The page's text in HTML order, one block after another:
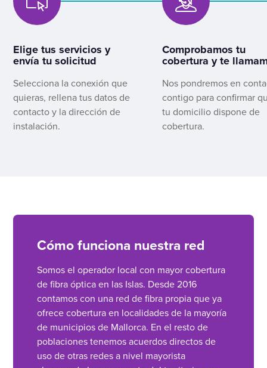
Elige tus servicios y
envía tu solicitud
Selecciona la conexión que
quieras, rellena tus datos de
contacto y la dirección de
instalación.
Comprobamos tu
cobertura y te
Nos pondremos en
contigo para confirmar
tu domicilio dispone de
cobertura.
Cómo funciona nuestra red
Somos el operador local con mayor cobertura
de fibra óptica en las Islas. Desde 2016
contamos con una red de fibra propia que ya
ofrece cobertura en localidades de la mayoría
de municipios de Mallorca. En el resto de
poblaciones tenemos acuerdos directos de
uso de otras redes a nivel mayorista